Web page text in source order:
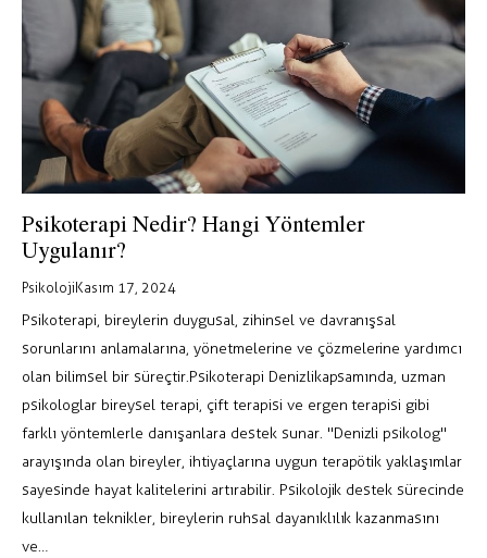
Psikoterapi Nedir? Hangi Yöntemler
Uygulanır?
Psikoloji Kasım 17, 2024
Psikoterapi, bireylerin duygusal, zihinsel ve davranışsal
sorunlarını anlamalarına, yönetmelerine ve çözmelerine yardımcı
olan bilimsel bir süreçtir. Psikoterapi Denizli kapsamında, uzman
psikologlar bireysel terapi, çift terapisi ve ergen terapisi gibi
farklı yöntemlerle danışanlara destek sunar. "Denizli psikolog"
arayışında olan bireyler, ihtiyaçlarına uygun terapötik yaklaşımlar
sayesinde hayat kalitelerini artırabilir. Psikolojik destek sürecinde
kullanılan teknikler, bireylerin ruhsal dayanıklılık kazanmasını
ve…